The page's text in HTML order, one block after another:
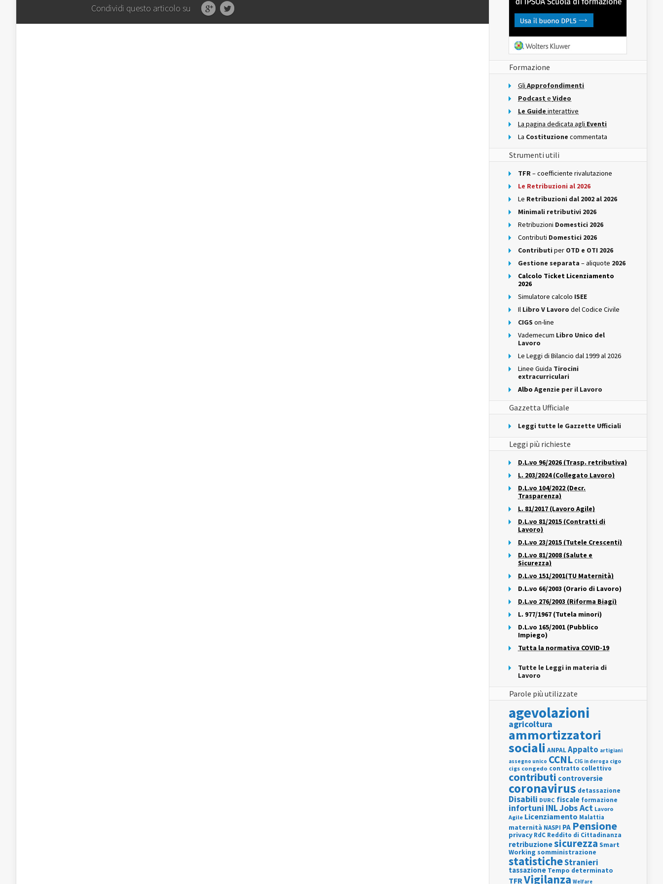
Condividi questo articolo su
Formazione
Gli Approfondimenti
Podcast e Video
Le Guide interattive
La pagina dedicata agli Eventi
La Costituzione commentata
Strumenti utili
TFR– coefficiente rivalutazione
Le Retribuzioni al 2026
Le Retribuzioni dal 2002 al 2026
Minimali retributivi 2026
Retribuzioni Domestici 2026
Contributi Domestici 2026
Contributi per OTD e OTI 2026
Gestione separata – aliquote 2026
Calcolo Ticket Licenziamento
2026
Simulatore calcolo ISEE
Il Libro V Lavoro del Codice Civile
CIGS on-line
Vademecum Libro Unico del
Lavoro
Le Leggi di Bilancio dal 1999 al 2026
Linee Guida Tirocini
extracurriculari
Albo Agenzie per il Lavoro
Gazzetta Ufficiale
Leggi tutte le Gazzette Ufficiali
Leggi più richieste
D.L.vo 96/2026 (Trasp. retributiva)
L. 203/2024 (Collegato Lavoro)
D.L.vo 104/2022 (Decr.
Trasparenza)
L. 81/2017 (Lavoro Agile)
D.L.vo 81/2015 (Contratti di
Lavoro)
D.L.vo 23/2015 (Tutele Crescenti)
D.L.vo 81/2008 (Salute e
Sicurezza)
D.L.vo 151/2001(TU Maternità)
D.L.vo 66/2003 (Orario di Lavoro)
D.L.vo 276/2003 (Riforma Biagi)
L. 977/1967 (Tutela minori)
D.L.vo 165/2001 (Pubblico
Impiego)
Tutta la normativa COVID-19
Tutte le Leggi in materia di
Lavoro
Parole più utilizzate
agevolazioni
agricoltura
ammortizzatori
sociali ANPALAppalto artigiani
assegno unico CCNL CIG in deroga cigo
cigs congedo contratto collettivo
contributi controversie
coronavirus detassazione
Disabili DURC fiscale formazione
infortuni INLJobs Act Lavoro
Agile Licenziamento Malattia
maternità NASPI PA Pensione
privacy RdC Reddito di Cittadinanza
retribuzionesicurezza Smart
Working somministrazione
statisticheStranieri
tassazione Tempo determinato
TFRVigilanza Welfare